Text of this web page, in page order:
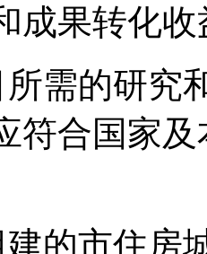
成果转化
需的研究
符合国家
建的市住房